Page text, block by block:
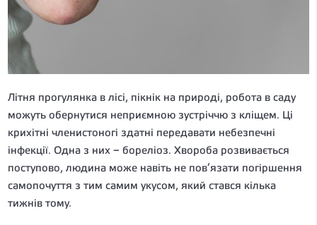
Літня прогулянка в лісі, пікнік на природі, робота в саду
можуть обернутися неприємною зустріччю з кліщем. Ці
крихітні членистоногі здатні передавати небезпечні
інфекції. Одна з них – бореліоз. Хвороба розвивається
поступово, людина може навіть не пов’язати погіршення
самопочуття з тим самим укусом, який стався кілька
тижнів тому.